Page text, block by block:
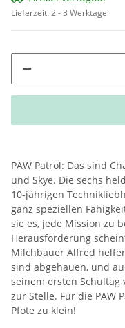
Lieferzeit:2 - 3 Werktage
PAW Patrol: Das sind
und Skye. Die sechs
10-jährigen
ganz speziellen
sie es, jede Mission zu
Herausforderung
Milchbauer Alfred
sind abgehauen, und
seinem ersten
zur Stelle. Für die PAW
Pfote zu klein!